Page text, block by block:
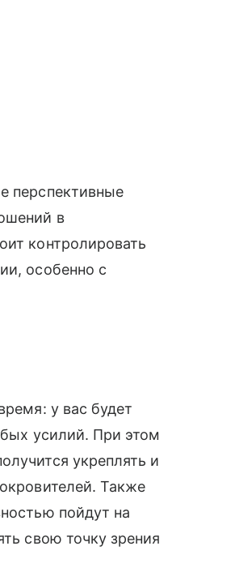
перспективные
в
контролировать
особенно с
у вас будет
усилий. При этом
укреплять и
Также
пойдут на
свою точку зрения